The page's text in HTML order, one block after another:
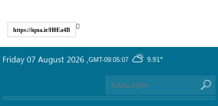
https://iqna.ir/H0Ea4B
GMT-09:05:07 9.91°
Friday 07 August 2026 ,